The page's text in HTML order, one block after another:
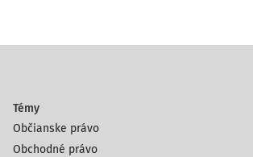
Témy
Občianske právo
Obchodné právo